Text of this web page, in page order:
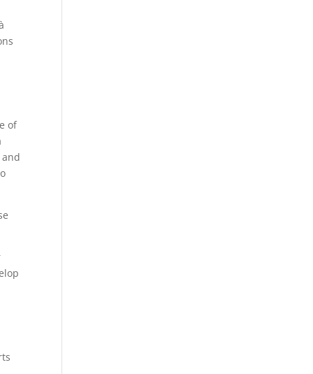
of